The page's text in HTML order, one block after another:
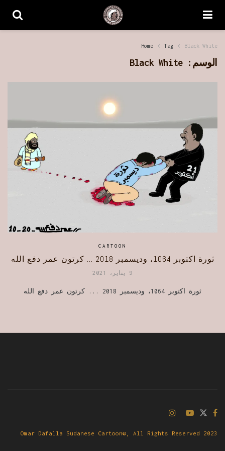
Home Tag Black White
الوسم:Black White
CARTOON
ثورة اكتوبر 1064، وديسمبر 2018 … كرتون عمر دفع الله
9 يناير، 2021
ثورة اكتوبر 1064، وديسمبر 2018 ... كرتون عمر دفع الله
Omar Dafalla Sudanese Cartoon©, All Rights Reserved 2023